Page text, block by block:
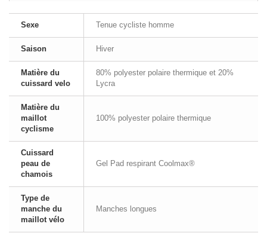
Sexe Tenue cycliste homme
Saison Hiver
Matière du
cuissard velo
80% polyester polaire thermique et 20%
Lycra
Matière du
maillot
cyclisme
100% polyester polaire thermique
Cuissard
peau de
chamois
Gel Pad respirant Coolmax®
Type de
manche du
maillot vélo
Manches longues